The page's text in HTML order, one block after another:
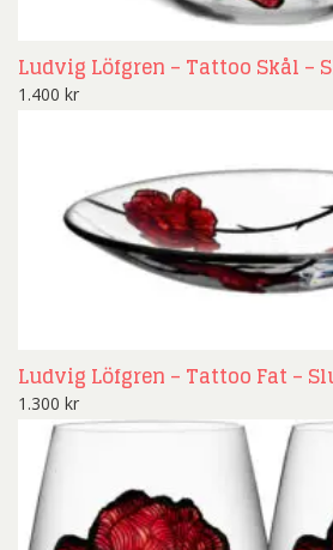
Ludvig Löfgren – Tattoo Skål –
1.400 kr
Ludvig Löfgren – Tattoo Fat –
1.300 kr